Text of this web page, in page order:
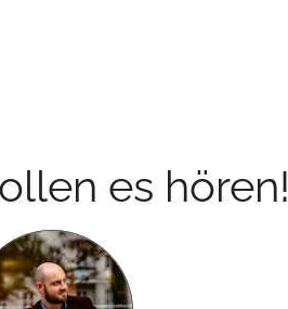
es hören!